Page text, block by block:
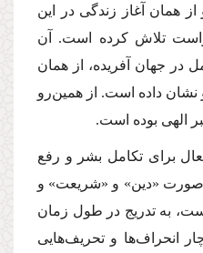
همان آغاز زندگى در این
تلاش كرده است. آن
در جهان آفریده، از همان
نشان داده است. از همین‌رو
الهى بوده است.
براى تكامل بشر و رفع
صورت «دین» و «شریعت» و
به تدریج در طول زمان
انحراف‌ها و تحریف‌هایى